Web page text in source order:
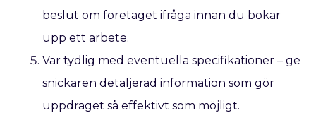
beslut om företaget ifråga innan du bokar
upp ett arbete.
Var tydlig med eventuella specifikationer – ge
snickaren detaljerad information som gör
uppdraget så effektivt som möjligt.